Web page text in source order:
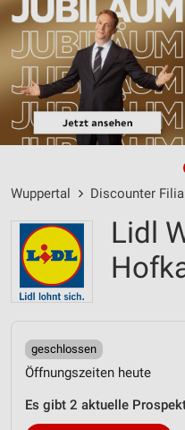
Wuppertal Discounter
Lidl
geschlossen
Öffnungszeiten heute
Es gibt 2 aktuelle